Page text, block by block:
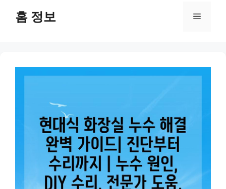
content홈 정보 Menu